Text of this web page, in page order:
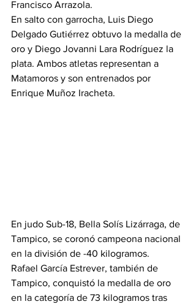
Francisco Arrazola.
En salto con garrocha, Luis Diego
Delgado Gutiérrez obtuvo la medalla de
oro y Diego Jovanni Lara Rodríguez la
plata. Ambos atletas representan a
Matamoros y son entrenados por
Enrique Muñoz Iracheta.
En judo Sub-18, Bella Solís Lizárraga, de
Tampico, se coronó campeona nacional
en la división de -40 kilogramos.
Rafael García Estrever, también de
Tampico, conquistó la medalla de oro
en la categoría de 73 kilogramos tras